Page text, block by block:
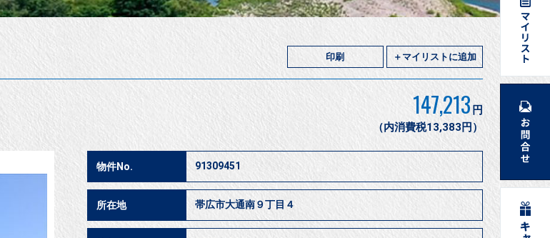
印刷 ＋マイリストに追加
147,213円
（内消費税13,383円）
物件No. 91309451
所在地 帯広市大通南９丁目４